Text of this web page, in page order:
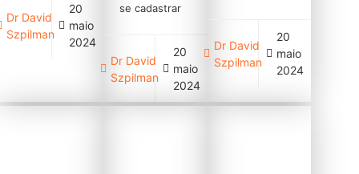
acima)
Dr David
Szpilman
20
maio
2024
se cadastrar
acima)
Dr David
Szpilman
20
maio
2024
acima)
Dr David
Szpilman
20
maio
2024